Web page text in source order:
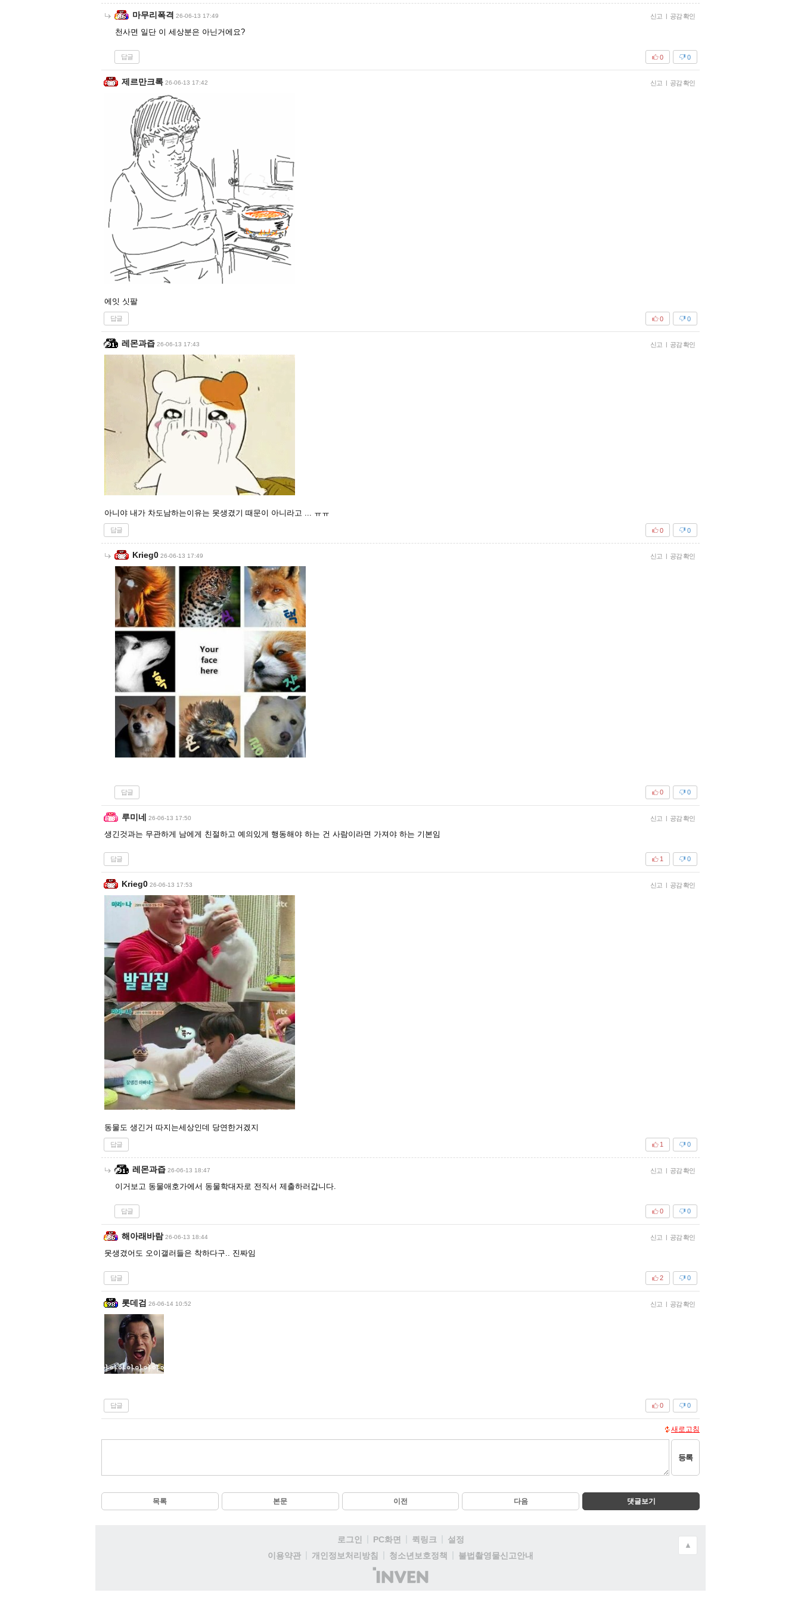
마무리폭격 26-06-13 17:49 신고 | 공감 확인
천사면 일단 이 세상분은 아닌거에요?
답글 0
0
제르만크록 26-06-13 17:42 신고 | 공감 확인
에잇 싯팔
답글 0
0
레몬과즙 26-06-13 17:43 신고 | 공감 확인
아니야 내가 차도남하는이유는 못생겼기 때문이 아니라고 ... ㅠㅠ
답글 0
0
Krieg0 26-06-13 17:49 신고 | 공감 확인
답글 0
0
루미네 26-06-13 17:50 신고 | 공감 확인
생긴것과는 무관하게 남에게 친절하고 예의있게 행동해야 하는 건 사람이라면 가져야 하는 기본임
답글 0
1
Krieg0 26-06-13 17:53 신고 | 공감 확인
동물도 생긴거 따지는세상인데 당연한거겠지
답글 0
1
레몬과즙 26-06-13 18:47 신고 | 공감 확인
이거보고 동물애호가에서 동물학대자로 전직서 제출하러갑니다.
답글 0
0
해아래바람 26-06-13 18:44 신고 | 공감 확인
못생겼어도 오이갤러들은 착하다구.. 진짜임
답글 0
2
롯데검 26-06-14 10:52 신고 | 공감 확인
답글 0
0
새로고침
등록
목록 본문 이전 다음 댓글보기
로그인 PC화면 퀵링크
설정
이용약관
개인정보처리방침 청소년보호정책
불법촬영물신고안내
(주)
인
▲